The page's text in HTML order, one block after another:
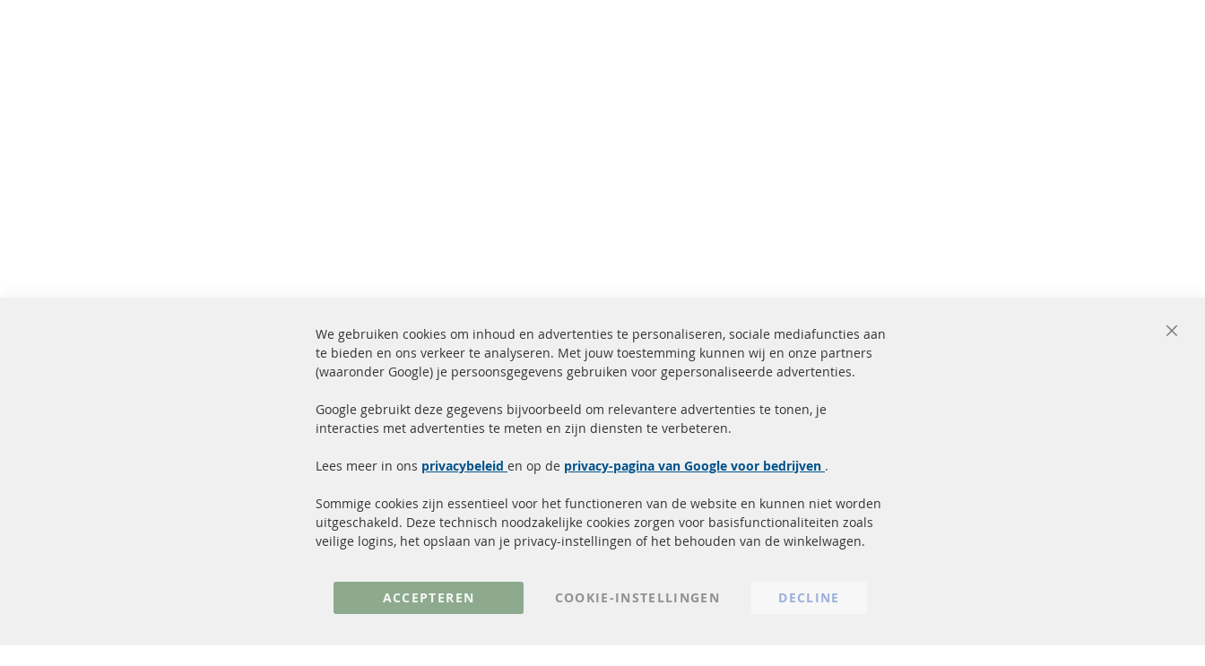
Producten in voorraad
gehomologeerd met e-markering
Snelle links
Roetfilter reiniging
Katalysator (KAT)
FAQ
Kundenservice
Betaalmethoden
Verzendingskosten
AGB
Annuleringsvoorwaarden
Close
We gebruiken cookies om inhoud en advertenties te personaliseren, sociale mediafuncties aan
te bieden en ons verkeer te analyseren. Met jouw toestemming kunnen wij en onze partners
(waaronder Google) je persoonsgegevens gebruiken voor gepersonaliseerde advertenties.
Google gebruikt deze gegevens bijvoorbeeld om relevantere advertenties te tonen, je
interacties met advertenties te meten en zijn diensten te verbeteren.
Lees meer in ons privacybeleid en op de privacy-pagina van Google voor bedrijven .
Sommige cookies zijn essentieel voor het functioneren van de website en kunnen niet worden
uitgeschakeld. Deze technisch noodzakelijke cookies zorgen voor basisfunctionaliteiten zoals
veilige logins, het opslaan van je privacy-instellingen of het behouden van de winkelwagen.
ACCEPTEREN COOKIE-INSTELLINGEN DECLINE